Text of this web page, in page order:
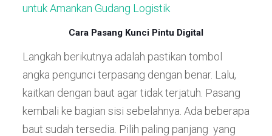
untuk Amankan Gudang Logistik
Cara Pasang Kunci Pintu Digital
Langkah berikutnya adalah pastikan tombol
angka pengunci terpasang dengan benar. Lalu,
kaitkan dengan baut agar tidak terjatuh. Pasang
kembali ke bagian sisi sebelahnya. Ada beberapa
baut sudah tersedia. Pilih paling panjang yang